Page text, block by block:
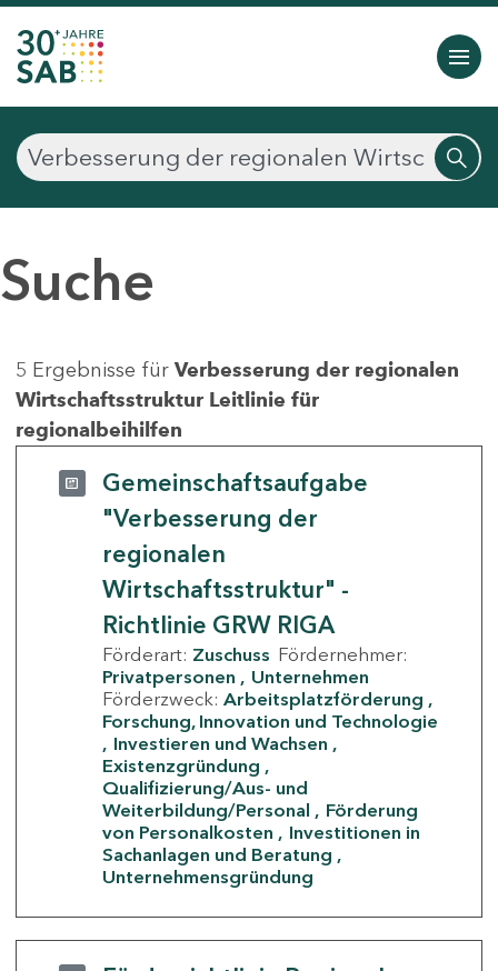
Suche
5 Ergebnisse für Verbesserung der regionalen
Wirtschaftsstruktur Leitlinie für
regionalbeihilfen
Gemeinschaftsaufgabe
"Verbesserung der
regionalen
Wirtschaftsstruktur" -
Richtlinie GRW RIGA
Förderart: Zuschuss Fördernehmer:
Privatpersonen
Unternehmen
Förderzweck: Arbeitsplatzförderung
Forschung, Innovation und Technologie
Investieren und Wachsen
Existenzgründung
Qualifizierung/Aus- und
Weiterbildung/Personal
Förderung
von Personalkosten
Investitionen in
Sachanlagen und Beratung
Unternehmensgründung